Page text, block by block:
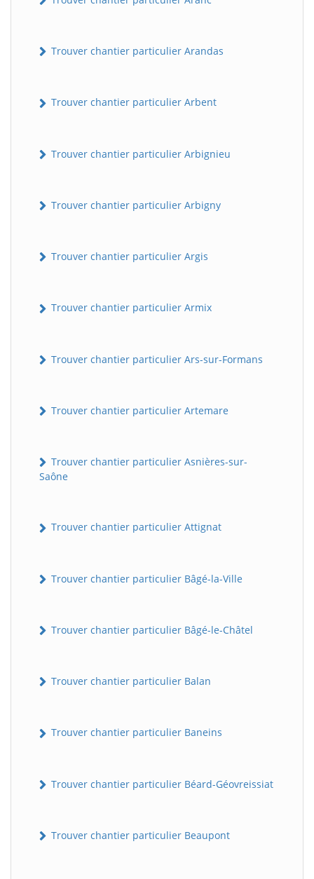
Trouver chantier particulier Arandas
Trouver chantier particulier Arbent
Trouver chantier particulier Arbignieu
Trouver chantier particulier Arbigny
Trouver chantier particulier Argis
Trouver chantier particulier Armix
Trouver chantier particulier Ars-sur-Formans
Trouver chantier particulier Artemare
Trouver chantier particulier Asnières-sur-
Saône
Trouver chantier particulier Attignat
Trouver chantier particulier Bâgé-la-Ville
Trouver chantier particulier Bâgé-le-Châtel
Trouver chantier particulier Balan
Trouver chantier particulier Baneins
Trouver chantier particulier Béard-Géovreissiat
Trouver chantier particulier Beaupont